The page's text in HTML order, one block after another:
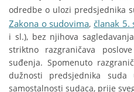
odredbe o ulozi predsjednika
Zakona o sudovima, članak 5.
i sl.), bez njihova
striktno razgraničava
suđenja. Spomenuto
dužnosti predsjednika
samostalnosti sudaca, prije